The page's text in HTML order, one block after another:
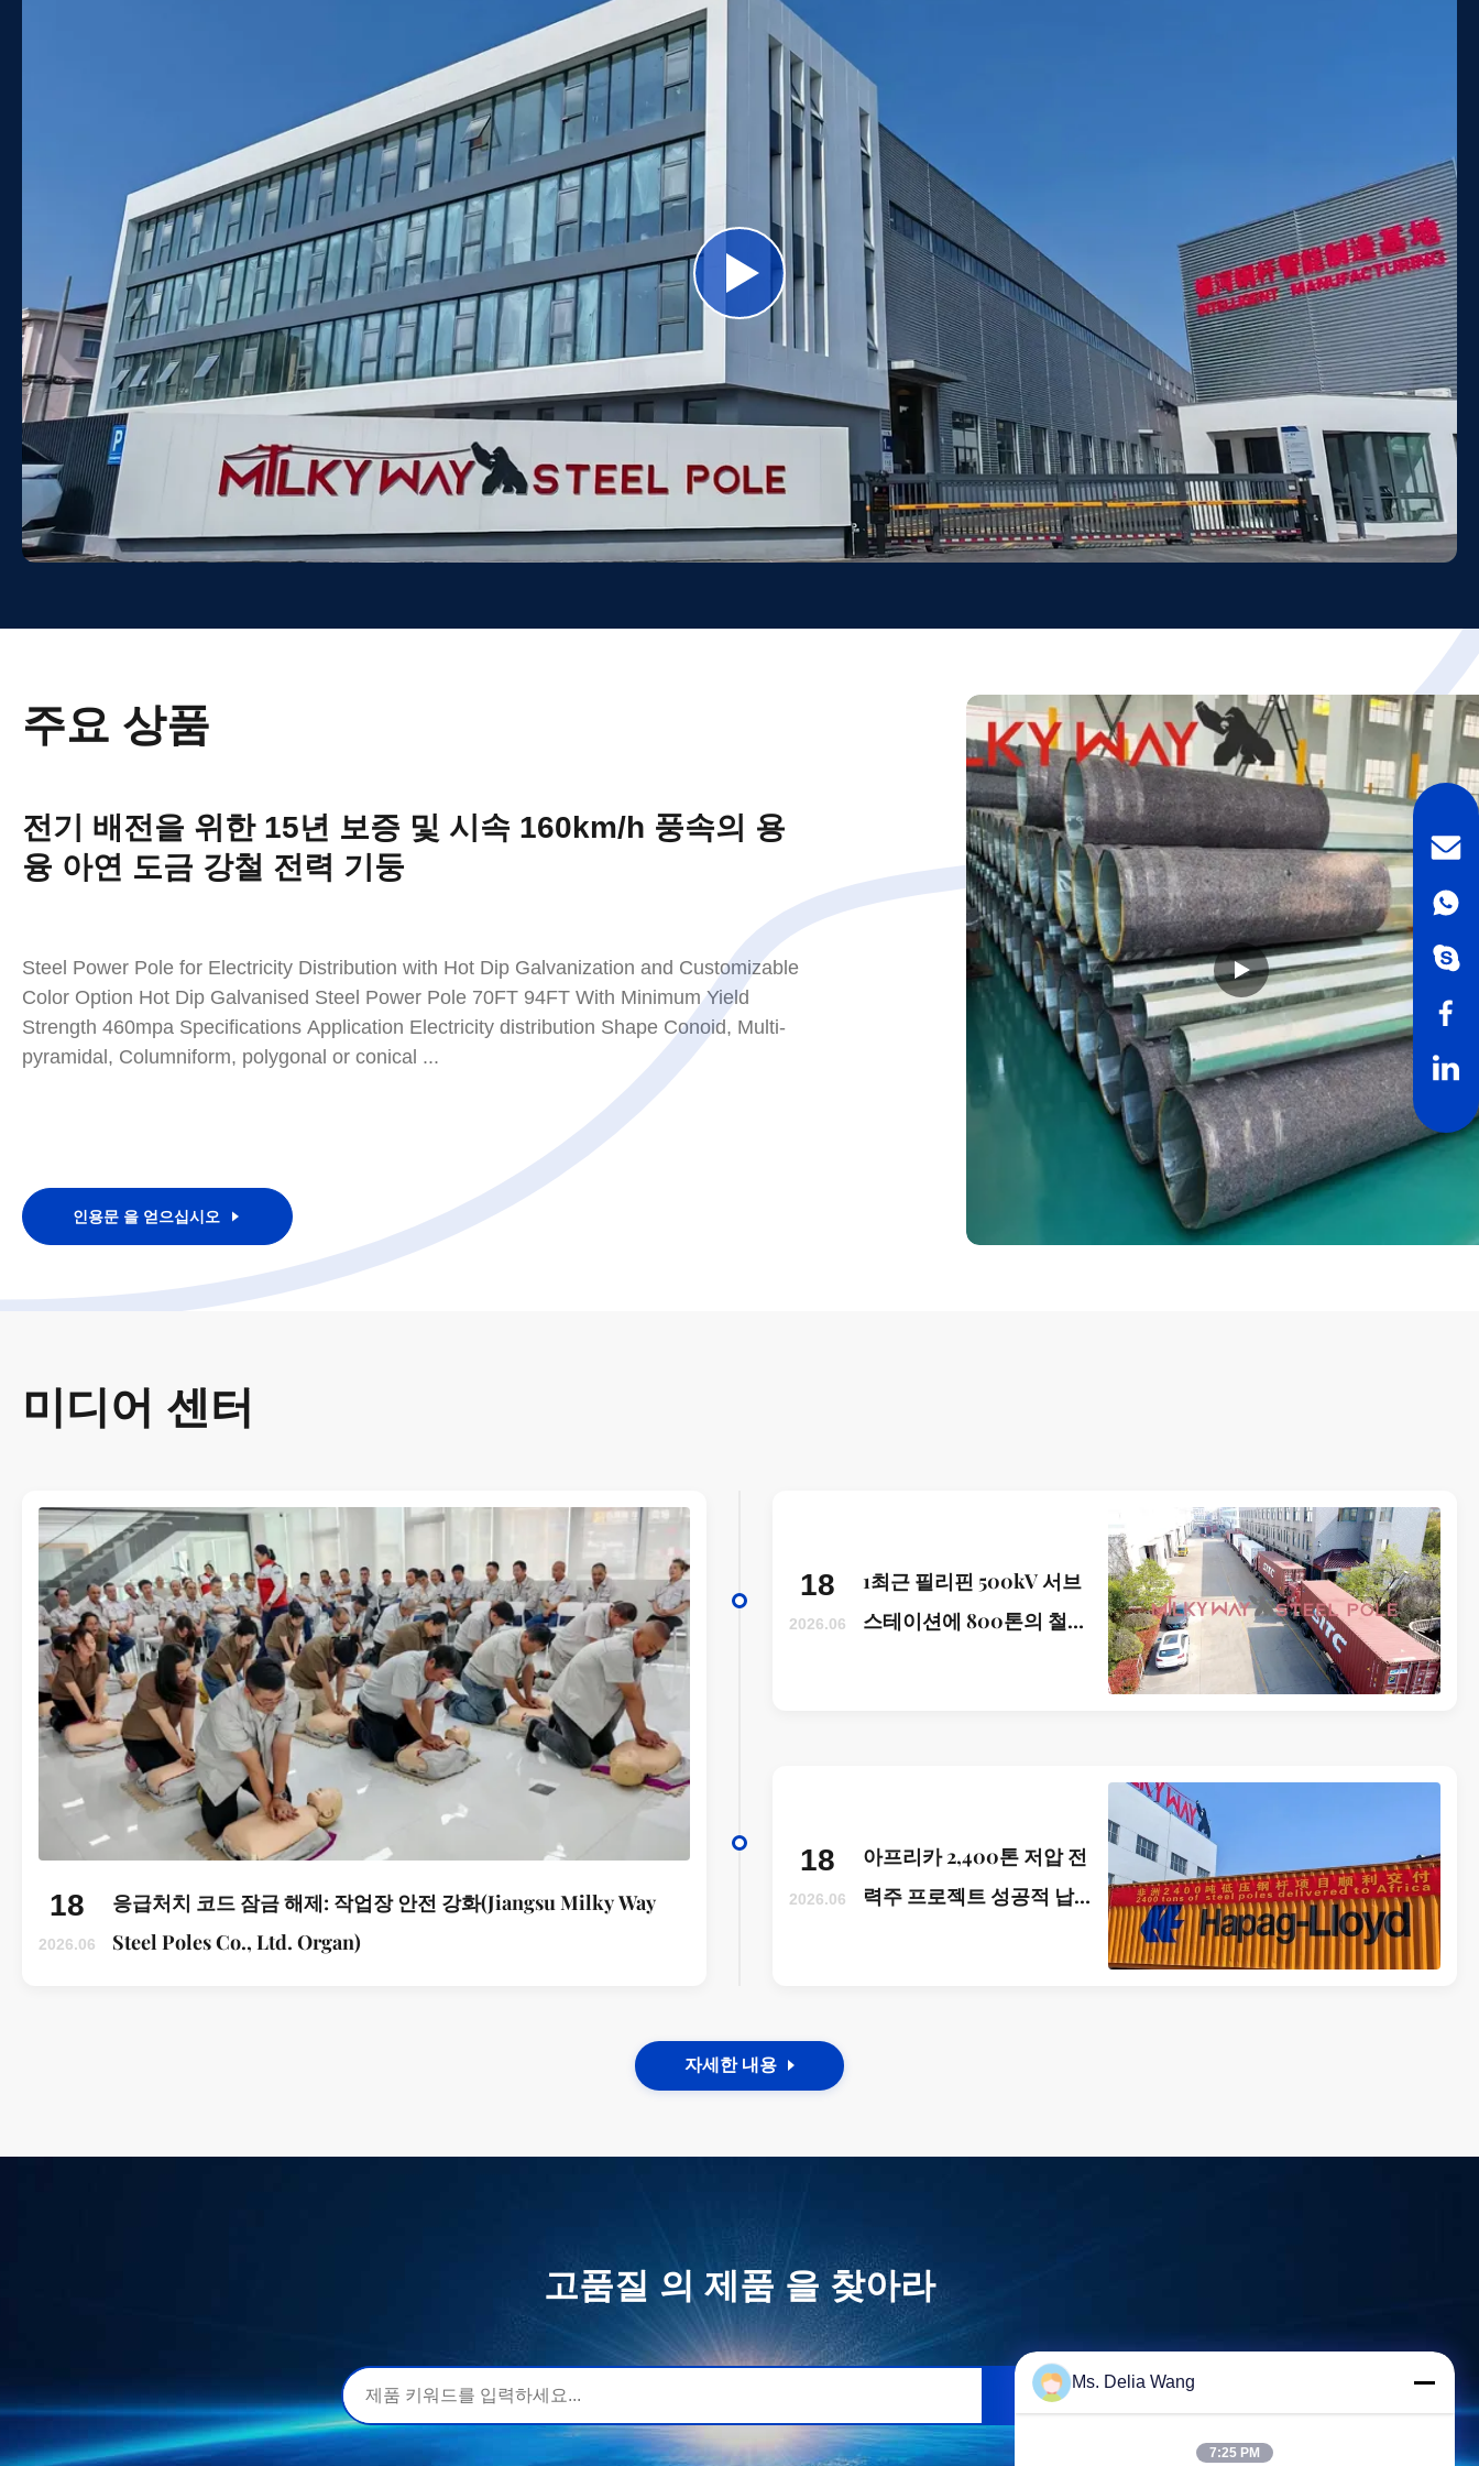
주요 상품
전기 배전을 위한 15년 보증 및 시속 160km/h 풍속의 용
융 아연 도금 강철 전력 기둥
Steel Power Pole for Electricity Distribution with Hot Dip Galvanization and Customizable
Color Option Hot Dip Galvanised Steel Power Pole 70FT 94FT With Minimum Yield
Strength 460mpa Specifications Application Electricity distribution Shape Conoid, Multi-
pyramidal, Columniform, polygonal or conical ...
인용문 을 얻으십시오
미디어 센터
18
2026.06
응급처치 코드 잠금 해제: 작업장 안전 강화(Jiangsu Milky Way
Steel Poles Co., Ltd. Organ)
18
2026.06
1최근 필리핀 500kV 서브
스테이션에 800톤의 철강
18
2026.06
아프리카 2,400톤 저압 전
력주 프로젝트 성공적 납
자세한 내용
고품질 의 제품 을 찾아라
검색
Ms. Delia Wang
7:25 PM